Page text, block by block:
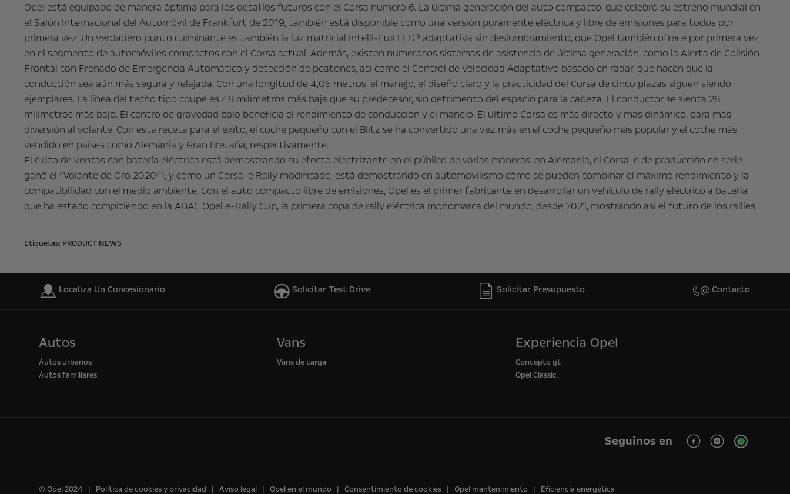
Opel está equipado de manera óptima para los desafíos futuros con el Corsa número 6. La última generación del auto compacto, que celebró su estreno mundial en
el Salón Internacional del Automóvil de Frankfurt de 2019, también está disponible como una versión puramente eléctrica y libre de emisiones para todos por
primera vez. Un verdadero punto culminante es también la luz matricial Intelli-Lux LED® adaptativa sin deslumbramiento, que Opel también ofrece por primera vez
en el segmento de automóviles compactos con el Corsa actual. Además, existen numerosos sistemas de asistencia de última generación, como la Alerta de Colisión
Frontal con Frenado de Emergencia Automático y detección de peatones, así como el Control de Velocidad Adaptativo basado en radar, que hacen que la
conducción sea aún más segura y relajada. Con una longitud de 4,06 metros, el manejo, el diseño claro y la practicidad del Corsa de cinco plazas siguen siendo
ejemplares. La línea del techo tipo coupé es 48 milímetros más baja que su predecesor, sin detrimento del espacio para la cabeza. El conductor se sienta 28
milímetros más bajo. El centro de gravedad bajo beneficia el rendimiento de conducción y el manejo. El último Corsa es más directo y más dinámico, para más
diversión al volante. Con esta receta para el éxito, el coche pequeño con el Blitz se ha convertido una vez más en el coche pequeño más popular y el coche más
vendido en países como Alemania y Gran Bretaña, respectivamente.
El éxito de ventas con batería eléctrica está demostrando su efecto electrizante en el público de varias maneras: en Alemania, el Corsa-e de producción en serie
ganó el “Volante de Oro 2020”1, y como un Corsa-e Rally modificado, está demostrando en automovilismo cómo se pueden combinar el máximo rendimiento y la
compatibilidad con el medio ambiente. Con el auto compacto libre de emisiones, Opel es el primer fabricante en desarrollar un vehículo de rally eléctrico a batería
que ha estado compitiendo en la ADAC Opel e-Rally Cup, la primera copa de rally eléctrica monomarca del mundo, desde 2021, mostrando así el futuro de los rallies.
Etiquetas: PRODUCT NEWS
Localiza Un Concesionario Solicitar Test Drive Solicitar Presupuesto Contacto
Autos
Autos urbanos
Autos familiares
Vans
Vans de carga
Experiencia Opel
Concepto gt
Opel Classic
Seguinos en
© Opel 2024 Política de cookies y privacidad Aviso legal Opel en el mundo Consentimiento de cookies Opel mantenimiento Eficiencia energética